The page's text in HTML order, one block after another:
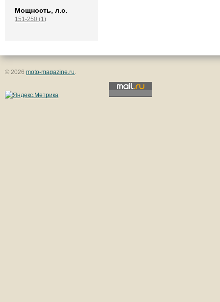
Мощность, л.с.
151-250 (1)
© 2026 moto-magazine.ru.